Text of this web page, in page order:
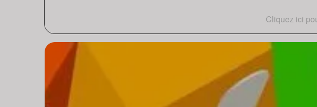
Cliquez ici